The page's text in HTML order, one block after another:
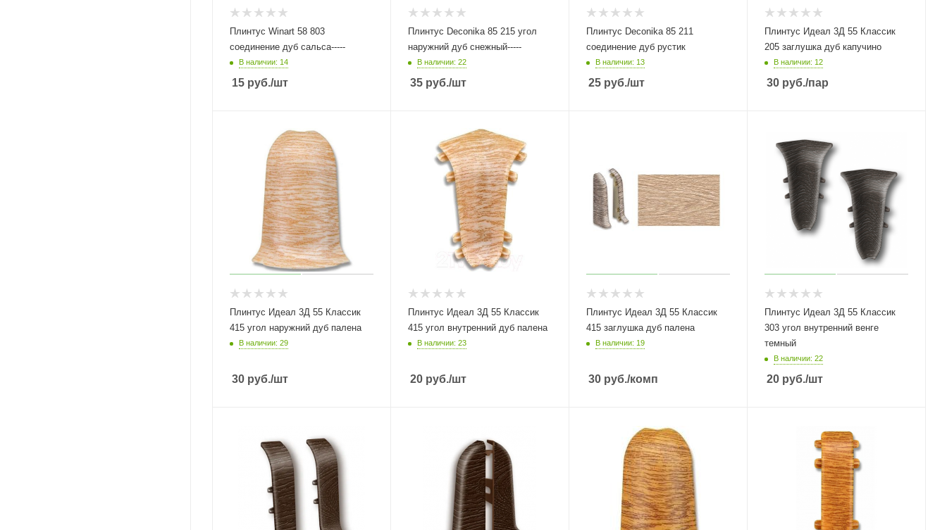
Плинтус Winart 58 803
соединение дуб сальса-----
В наличии: 14
15 руб./шт
Плинтус Deconika 85 215 угол
наружний дуб снежный-----
В наличии: 22
35 руб./шт
Плинтус Deconika 85 211
соединение дуб рустик
В наличии: 13
25 руб./шт
Плинтус Идеал 3Д 55 Классик
205 заглушка дуб капучино
В наличии: 12
30 руб./пар
Плинтус Идеал 3Д 55 Классик
415 угол наружний дуб палена
В наличии: 29
30 руб./шт
Плинтус Идеал 3Д 55 Классик
415 угол внутренний дуб палена
В наличии: 23
20 руб./шт
Плинтус Идеал 3Д 55 Классик
415 заглушка дуб палена
В наличии: 19
30 руб./комп
Плинтус Идеал 3Д 55 Классик
303 угол внутренний венге
темный
В наличии: 22
20 руб./шт